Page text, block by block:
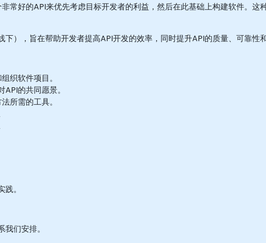
常好的API来优先考虑目标开发者的利益，然后在此基础上构建软件。
），旨在帮助开发者提高API开发的效率，同时提升API的质量、可靠性和
织软件项目。
的共同愿景。
所需的工具。
。
们安排。